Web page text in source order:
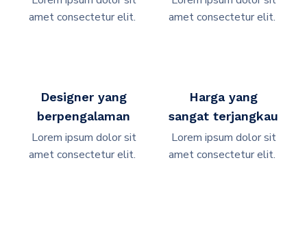
amet consectetur elit. ​
amet consectetur elit. ​
Designer yang
berpengalaman
Lorem ipsum dolor sit
amet consectetur elit. ​
Harga yang
sangat terjangkau
Lorem ipsum dolor sit
amet consectetur elit. ​